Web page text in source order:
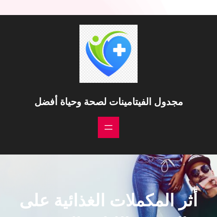
مجدول الفيتامينات لصحة وحياة أفضل
أثر المكملات الغذائية على